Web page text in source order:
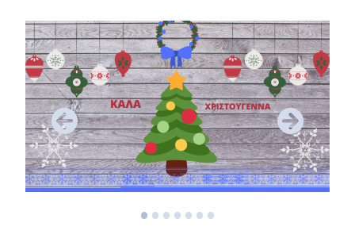
•••••••